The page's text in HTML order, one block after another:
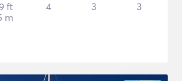
ft
m
4 3 3